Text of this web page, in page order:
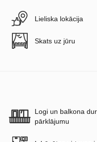
Lieliska lokācija
Skats uz jūru
Logi un balkona
pārklājumu